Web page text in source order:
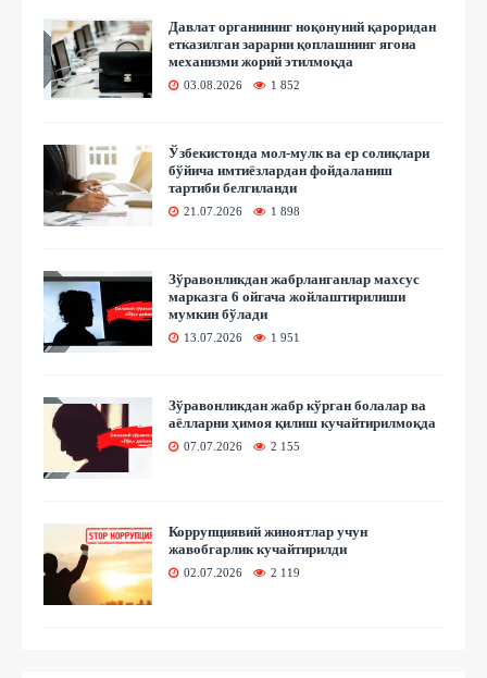
Давлат органининг ноқонуний қароридан
етказилган зарарни қоплашнинг ягона
механизми жорий этилмоқда
03.08.2026 1 852
Ўзбекистонда мол-мулк ва ер солиқлари
бўйича имтиёзлардан фойдаланиш
тартиби белгиланди
21.07.2026 1 898
Зўравонликдан жабрланганлар махсус
марказга 6 ойгача жойлаштирилиши
мумкин бўлади
13.07.2026 1 951
Зўравонликдан жабр кўрган болалар ва
аёлларни ҳимоя қилиш кучайтирилмоқда
07.07.2026 2 155
Коррупциявий жиноятлар учун
жавобгарлик кучайтирилди
02.07.2026 2 119